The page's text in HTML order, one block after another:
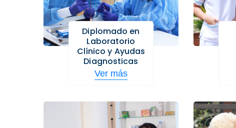
Diplomado en
Laboratorio
Clínico y Ayudas
Diagnosticas
Ver más